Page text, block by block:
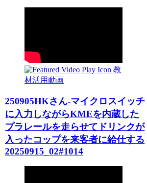
教
材活用動画
250905HKさん-マイクロスイッチ
に入力しながらKMEを内蔵した
プラレールを走らせてドリンクが
入ったコップを来客者に給仕する
20250915_02#1014